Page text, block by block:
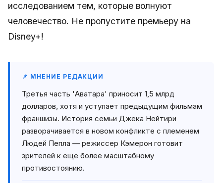
исследованием тем, которые волнуют
человечество. Не пропустите премьеру на
Disney+!
📌 МНЕНИЕ РЕДАКЦИИ
Третья часть 'Аватара' приносит 1,5 млрд
долларов, хотя и уступает предыдущим фильмам
франшизы. История семьи Джека Нейтири
разворачивается в новом конфликте с племенем
Людей Пепла — режиссер Кэмерон готовит
зрителей к еще более масштабному
противостоянию.